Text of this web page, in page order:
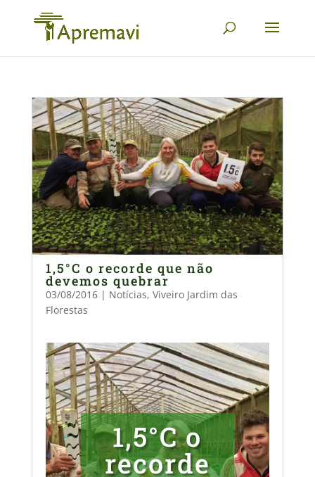
1,5°C o recorde que não
devemos quebrar
03/08/2016| Notícias, Viveiro Jardim das
Florestas
1,5°C o
recorde